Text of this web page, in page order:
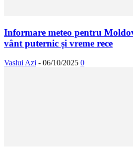
Informare meteo pentru
vânt puternic și vreme rece
Vaslui Azi - 06/10/2025 0